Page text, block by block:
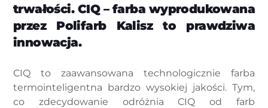
trwałości. CIQ – farba wyprodukowana
przez Polifarb Kalisz to prawdziwa
innowacja.
CIQ to zaawansowana technologicznie farba
termointeligentna bardzo wysokiej jakości. Tym,
co zdecydowanie odróżnia CIQ od farb